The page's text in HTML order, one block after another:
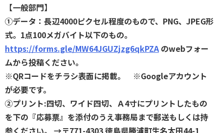
【一般部門】
①データ：長辺4000ピクセル程度のもので、PNG、JPEG形
式。1点100メガバイト以下のもの。
https://forms.gle/MW64JGUZjzg6qkPZA のwebフォー
ムから投稿ください。
※QRコードをチラシ表面に掲載。 ※Googleアカウント
が必要です。
②プリント:四切、ワイド四切、Ａ4寸にプリントしたもの
を下の『応募票』を添付のうえ事務局まで郵送もしくは持
参ください。 →〒771-4303 徳島県勝浦町生名太田44-1